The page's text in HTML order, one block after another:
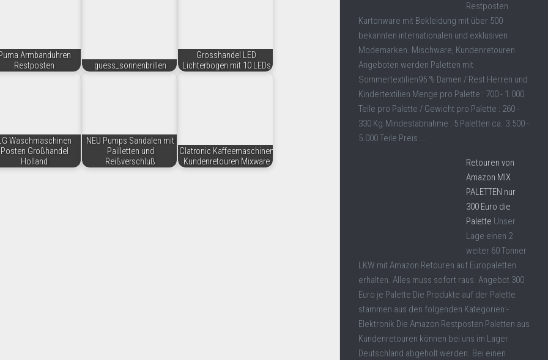
Armbanduhren
Restposten
guess_sonnenbrillen
Grosshandel LED
Lichterbogen mit 10 LEDs
Waschmaschinen
Posten Großhandel
Holland
NEU Pumps Sandalen mit
Pailletten und
Reißverschluß
Clatronic Kaffeemaschinen
Kundenretouren Mixware
Restposten
Kartonware mit Bekleidung mit über 500
bekannten internationalen und exklusiven
Modemarken. Mischware, Kundenretouren
Angeboten werden Paletten mit
Sommertextilien95 % Damen / Rest Herren und
Kindertextilien Menge pro Palette : 700 - 1.000
Teile pro Palette / Gewicht pro Palette : 260 -
330 Kg.Mindestabnahme : 5 Paletten ca. 3.500 -
5.000 Teile Preis ...
Retouren von
Amazon MIX
PALETTEN nur
300 Euro die
Palette Unser
Lage einen 2
weiter 60 Tonner
LKW mit Amazon Retouren auf Europaletten
erhalten. Alles muss sofort raus. Angebot 300
Euro je Palette Die Produkte auf der Palette
stammen aus den folgenden Kategorien:-
Elektronik Die Amazon Restposten Paletten aus
Kundenretouren können bei uns im Lager
Deutschland abgeholt werden. Bei einen